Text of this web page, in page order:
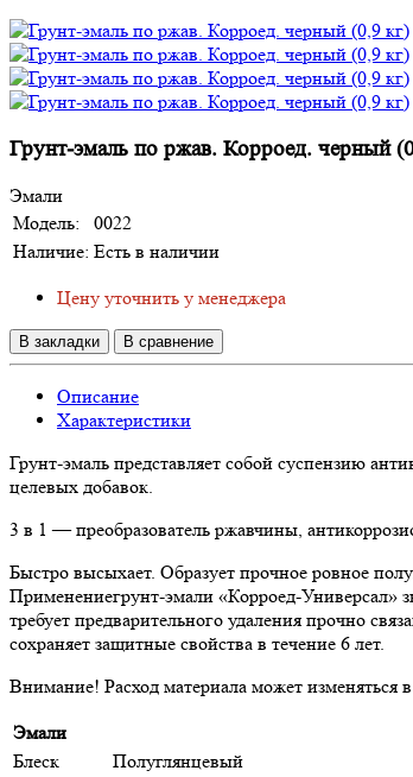
Грунт-эмаль по ржав. Корроед. черный
Эмали
Модель:
0022
Наличие: Есть в наличии
Цену уточнить у менеджера
В закладки В сравнение
Описание
Характеристики
Грунт-эмаль представляет собой суспензию
целевых добавок.
3 в 1 — преобразователь ржавчины,
Быстро высыхает. Образует прочное ровное
Применениегрунт-эмали «Корроед-Универсал»
требует предварительного удаления прочно
сохраняет защитные свойства в течение 6 лет.
Внимание! Расход материала может изменяться
Эмали
Блеск
Полуглянцевый